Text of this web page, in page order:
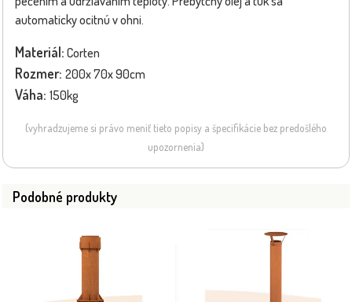
automaticky ocitnú v ohni.
Materiál: Corten
Rozmer: 200x 70x 90cm
Váha: 150kg
(vyhradzujeme si právo meniť tieto popisy a špecifikácie bez predošlého
upozornenia)
Podobné produkty